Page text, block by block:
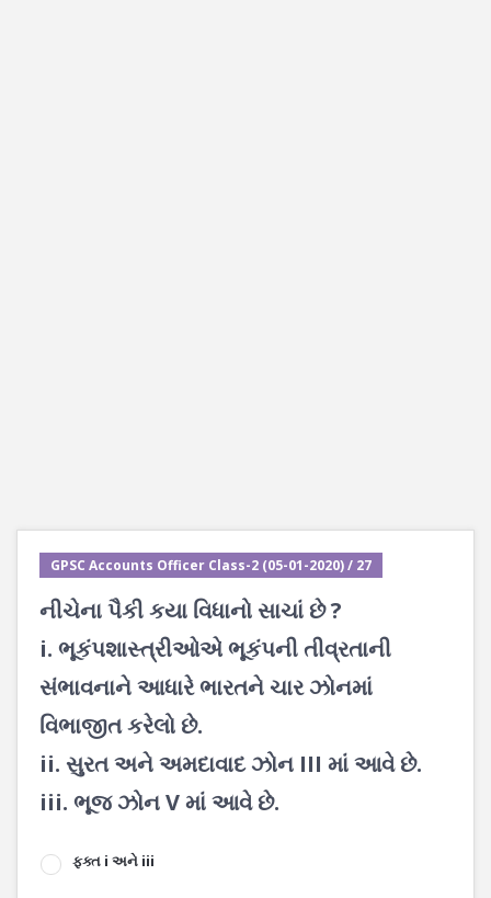
GPSC Accounts Officer Class-2 (05-01-2020) / 27
નીચેના પૈકી કયા વિધાનો સાચાં છે ?
i. ભૂકંપશાસ્ત્રીઓએ ભૂકંપની તીવ્રતાની
સંભાવનાને આધારે ભારતને ચાર ઝોનમાં
વિભાજીત કરેલો છે.
ii. સુરત અને અમદાવાદ ઝોન III માં આવે છે.
iii. ભૂજ ઝોન V માં આવે છે.
ફક્ત i અને iii